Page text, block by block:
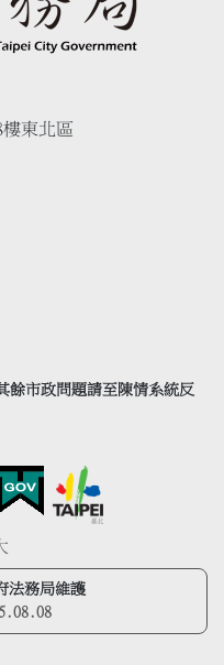
東北區
餘市政問題請至陳情系統反
法務局維護